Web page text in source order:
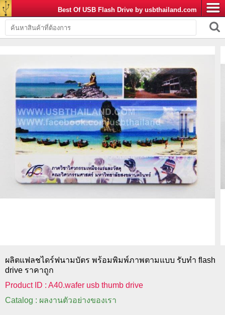
Best Of USB Flash Drive by usbthailand.com
ผลิตแฟลชไดร์ฟนามบัตร พร้อมพิมพ์ภาพตามแบบ รับทำ flash
drive ราคาถูก
Product ID : A40.wafer usb thumb drive
Catalog : ผลงานตัวอย่างของเรา